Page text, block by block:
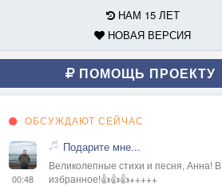
НАМ 15 ЛЕТ
НОВАЯ ВЕРСИЯ
ПОМОЩЬ ПРОЕКТУ
ОБСУЖДАЮТ СЕЙЧАС
00:48
Подарите мне...
Великолепные стихи и песня, Анна! В
избранное!👍👍👍+++++